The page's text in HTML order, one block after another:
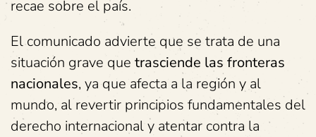
recae sobre el país.
El comunicado advierte que se trata de una
situación grave que trasciende las fronteras
nacionales, ya que afecta a la región y al
mundo, al revertir principios fundamentales del
derecho internacional y atentar contra la